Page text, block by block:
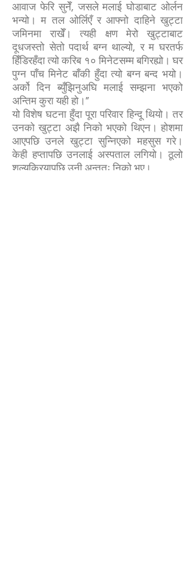
आवाज फेरि सुनेँ, जसले मलाई घोडाबाट ओर्लन
भन्यो। म तल ओर्लिएँ र आफ्नो दाहिने खुट्टा
जमिनमा राखेँ। त्यही क्षण मेरो खुट्टाबाट
दूधजस्तो सेतो पदार्थ बग्न थाल्यो, र म घरतर्फ
हिँडिरहँदा त्यो करिब १० मिनेटसम्म बगिरह्यो। घर
पुग्न पाँच मिनेट बाँकी हुँदा त्यो बग्न बन्द भयो।
अर्को दिन ब्युँझिनुअघि मलाई सम्झना भएको
अन्तिम कुरा यही हो।”
यो विशेष घटना हुँदा पूरा परिवार हिन्दू थियो। तर
उनको खुट्टा अझै निको भएको थिएन। होशमा
आएपछि उनले खुट्टा सुन्निएको महसुस गरे।
केही हप्तापछि उनलाई अस्पताल लगियो। ठूलो
शल्यक्रियापछि उनी अन्ततः निको भए।